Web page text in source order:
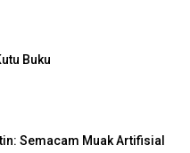
Buku
Semacam Muak Artifisial